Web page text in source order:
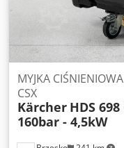
MYJKA
CSX
Kärcher HDS
160bar - 4,5kW